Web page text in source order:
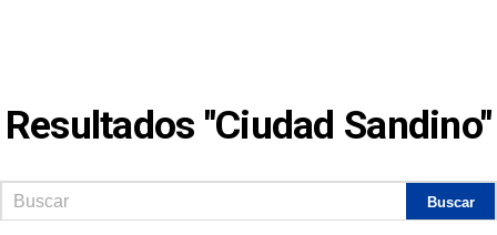
Resultados "Ciudad Sandino"